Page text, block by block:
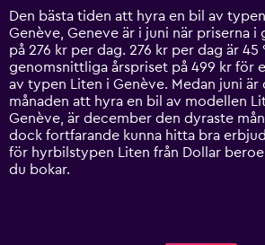
14
categories.
The
chart
has
1
Y
axis
displaying
values.
Range:
Den bästa tiden att hyra en bil av
Genève, Geneve är i juni när priserna
på 276 kr per dag. 276 kr per dag är 45
genomsnittliga årspriset på 499 kr för
av typen Liten i Genève. Medan juni är
månaden att hyra en bil av modellen
Genève, är december den dyraste
dock fortfarande kunna hitta bra
för hyrbilstypen Liten från Dollar
du bokar.